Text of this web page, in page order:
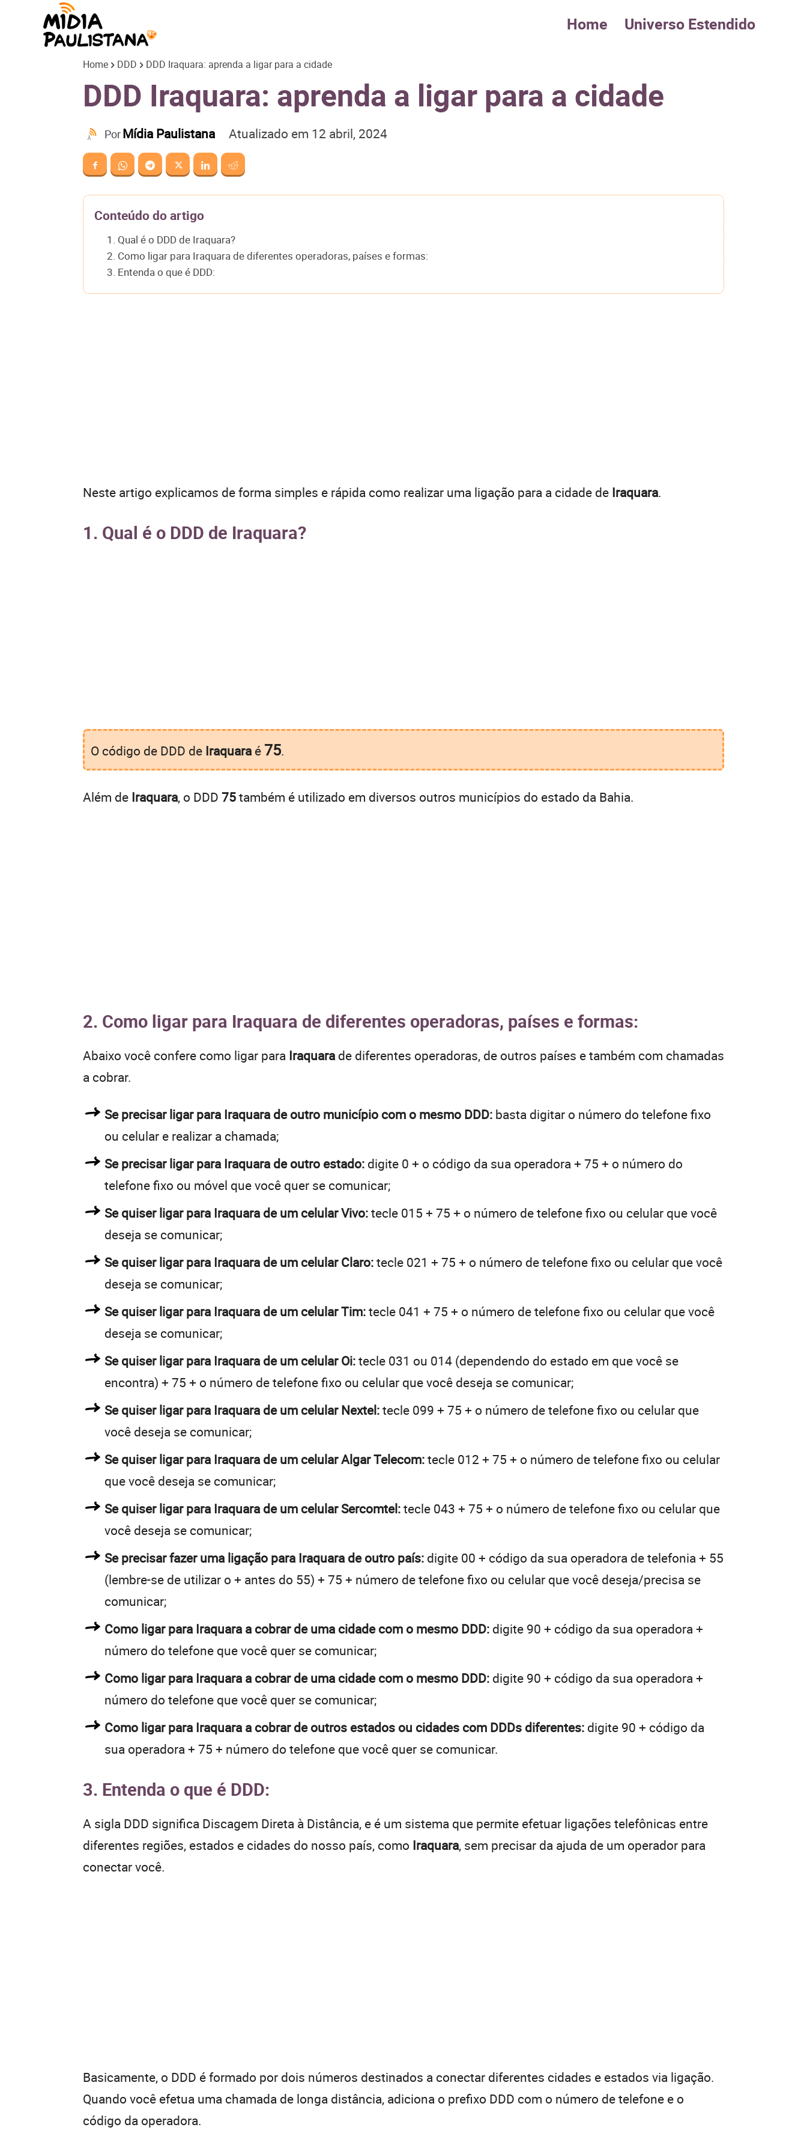
Paulistana
Home Universo Estendido
Home DDD DDD Iraquara: aprenda a ligar para a cidade
DDD Iraquara: aprenda a ligar para a cidade
PorMídia Paulistana Atualizado em 12 abril, 2024
Conteúdo do artigo
1. Qual é o DDD de Iraquara?
2. Como ligar para Iraquara de diferentes operadoras, países e formas:
3. Entenda o que é DDD:
Neste artigo explicamos de forma simples e rápida como realizar uma ligação para a cidade de Iraquara.
1. Qual é o DDD de Iraquara?
O código de DDD de Iraquaraé 75.
Além de Iraquara, o DDD 75também é utilizado em diversos outros municípios do estado da Bahia.
2. Como ligar para Iraquara de diferentes operadoras, países e formas:
Abaixo você confere como ligar para Iraquarade diferentes operadoras, de outros países e também com chamadas
a cobrar.
Se precisar ligar para Iraquara de outro município com o mesmo DDD: basta digitar o número do telefone fixo
ou celular e realizar a chamada;
Se precisar ligar para Iraquara de outro estado: digite 0 + o código da sua operadora + 75 + o número do
telefone fixo ou móvel que você quer se comunicar;
Se quiser ligar para Iraquara de um celular Vivo:tecle 015 + 75 + o número de telefone fixo ou celular que você
deseja se comunicar;
Se quiser ligar para Iraquara de um celular Claro:tecle 021 + 75 + o número de telefone fixo ou celular que você
deseja se comunicar;
Se quiser ligar para Iraquara de um celular Tim:tecle 041 + 75 + o número de telefone fixo ou celular que você
deseja se comunicar;
Se quiser ligar para Iraquara de um celular Oi:tecle 031 ou 014 (dependendo do estado em que você se
encontra) + 75 + o número de telefone fixo ou celular que você deseja se comunicar;
Se quiser ligar para Iraquara de um celular Nextel:tecle 099 + 75 + o número de telefone fixo ou celular que
você deseja se comunicar;
Se quiser ligar para Iraquara de um celular Algar Telecom:tecle 012 + 75 + o número de telefone fixo ou celular
que você deseja se comunicar;
Se quiser ligar para Iraquara de um celular Sercomtel:tecle 043 + 75 + o número de telefone fixo ou celular que
você deseja se comunicar;
Se precisar fazer uma ligação para Iraquara de outro país: digite 00 + código da sua operadora de telefonia + 55
(lembre-se de utilizar o + antes do 55) + 75 + número de telefone fixo ou celular que você deseja/precisa se
comunicar;
Como ligar para Iraquara a cobrar de uma cidade com o mesmo DDD: digite 90 + código da sua operadora +
número do telefone que você quer se comunicar;
Como ligar para Iraquara a cobrar de uma cidade com o mesmo DDD: digite 90 + código da sua operadora +
número do telefone que você quer se comunicar;
Como ligar para Iraquara a cobrar de outros estados ou cidades com DDDs diferentes: digite 90 + código da
sua operadora + 75 + número do telefone que você quer se comunicar.
3. Entenda o que é DDD:
A sigla DDD significa Discagem Direta à Distância, e é um sistema que permite efetuar ligações telefônicas entre
diferentes regiões, estados e cidades do nosso país, como Iraquara, sem precisar da ajuda de um operador para
conectar você.
Basicamente, o DDD é formado por dois números destinados a conectar diferentes cidades e estados via ligação.
Quando você efetua uma chamada de longa distância, adiciona o prefixo DDD com o número de telefone e o
código da operadora.